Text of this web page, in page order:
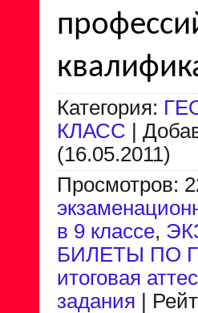
Категория:
КЛАСС |
(16.05.2011)
Просмотров:
в 9 классе,
БИЛЕТЫ ПО
итоговая
задания |